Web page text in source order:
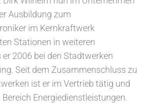
Ausbildung zum
im Kernkraftwerk
Stationen in weiteren
2006 bei den Stadtwerken
Seit dem Zusammenschluss zu
ist er im Vertrieb tätig und
Energiedienstleistungen.